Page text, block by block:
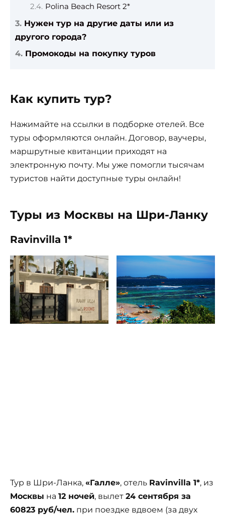
Polina Beach Resort 2*
Нужен тур на другие даты или из
другого города?
Промокоды на покупку туров
Как купить тур?
Нажимайте на ссылки в подборке отелей. Все
туры оформляются онлайн. Договор, ваучеры,
маршрутные квитанции приходят на
электронную почту. Мы уже помогли тысячам
туристов найти доступные туры онлайн!
Туры из Москвы на Шри-Ланку
Ravinvilla 1*
Тур в Шри-Ланка, «Галле», отель Ravinvilla 1*, из
Москвы на 12 ночей, вылет 24 сентября за
60823 руб/чел. при поездке вдвоем (за двух